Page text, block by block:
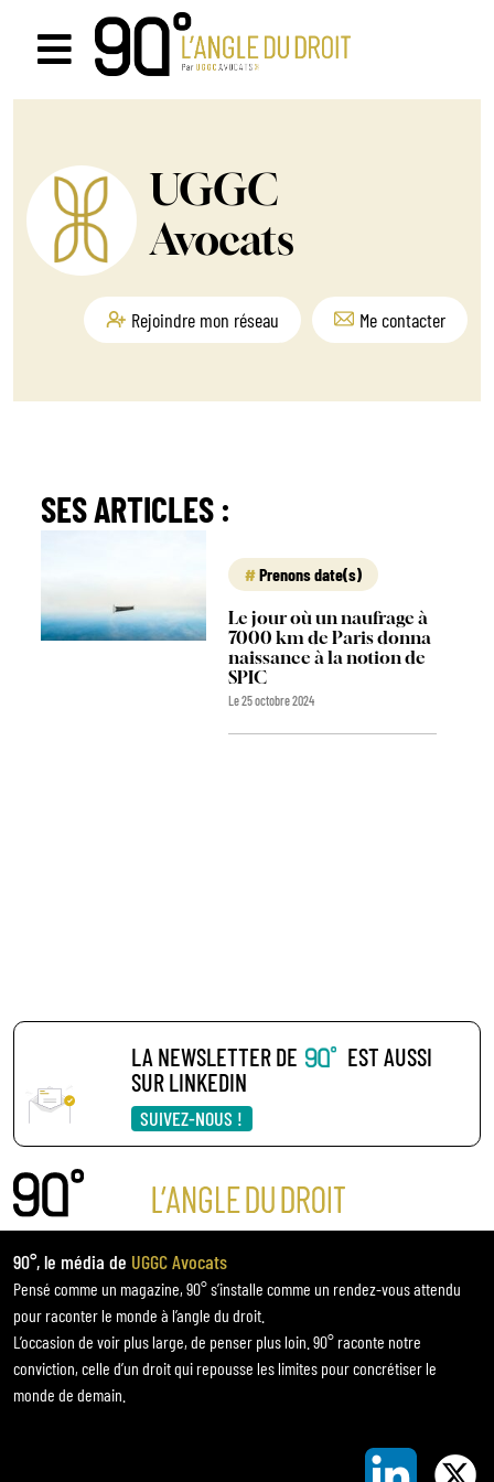
contenuNavigation
bascule
UGGC
Avocats
Rejoindre mon réseau Me contacter
SES ARTICLES :
Prenons date(s)
Le jour où un naufrage à
7000 km de Paris donna
naissance à la notion de
SPIC
Le 25 octobre 2024
LA NEWSLETTER DE
EST AUSSI
SUR LINKEDIN
SUIVEZ-NOUS !
90°, le média de UGGC Avocats
Pensé comme un magazine, 90° s’installe comme un rendez-vous attendu
pour raconter le monde à l’angle du droit.
L’occasion de voir plus large, de penser plus loin. 90° raconte notre
conviction, celle d’un droit qui repousse les limites pour concrétiser le
monde de demain.